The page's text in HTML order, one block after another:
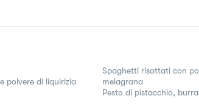
polvere di liquirizia
Spaghetti risottati con
melagrana
Pesto di pistacchio,